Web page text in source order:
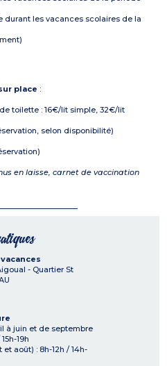
durant les vacances scolaires de la
place :
toilette : 16€/lit simple, 32€/lit
selon disponibilité)
en laisse, carnet de vaccination
- Quartier St
à juin et de septembre
19h
août) : 8h-12h / 14h-